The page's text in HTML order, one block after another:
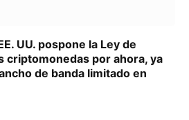
UU. pospone la Ley de
criptomonedas por ahora, ya
de banda limitado en